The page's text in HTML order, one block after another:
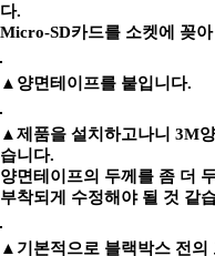
다.
Micro-SD카드를 소켓에 꽂
▲양면테이프를 붙입니다.
▲제품을 설치하고나니 3M
습니다.
양면테이프의 두께를 좀 더
부착되게 수정해야 될 것 같
▲기본적으로 블랙박스 전의